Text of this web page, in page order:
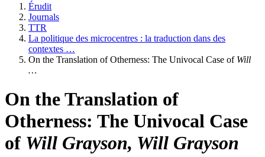
Érudit
Journals
TTR
La politique des microcentres : la traduction dans des
contextes …
On the Translation of Otherness: The Univocal Case of Will
…
On the Translation of
Otherness: The Univocal Case
of Will Grayson, Will Grayson